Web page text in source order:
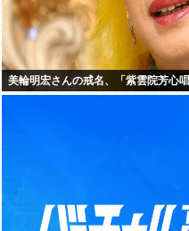
美輪明宏さんの戒名、「紫雲院芳心